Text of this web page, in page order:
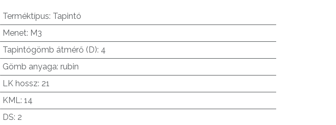
Terméktípus: Tapintó
Menet: M3
Tapintógömb átmérő (D): 4
Gömb anyaga: rubin
LK hossz: 21
KML: 14
DS: 2